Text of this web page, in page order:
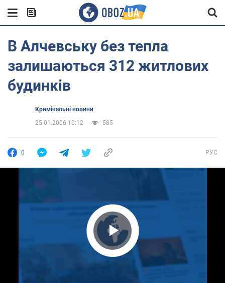
В Алчевську без тепла
залишаються 312 житлових
будинків
Кримінальні новини
25.01.2006 10:12
585
0 РУС
Play Video